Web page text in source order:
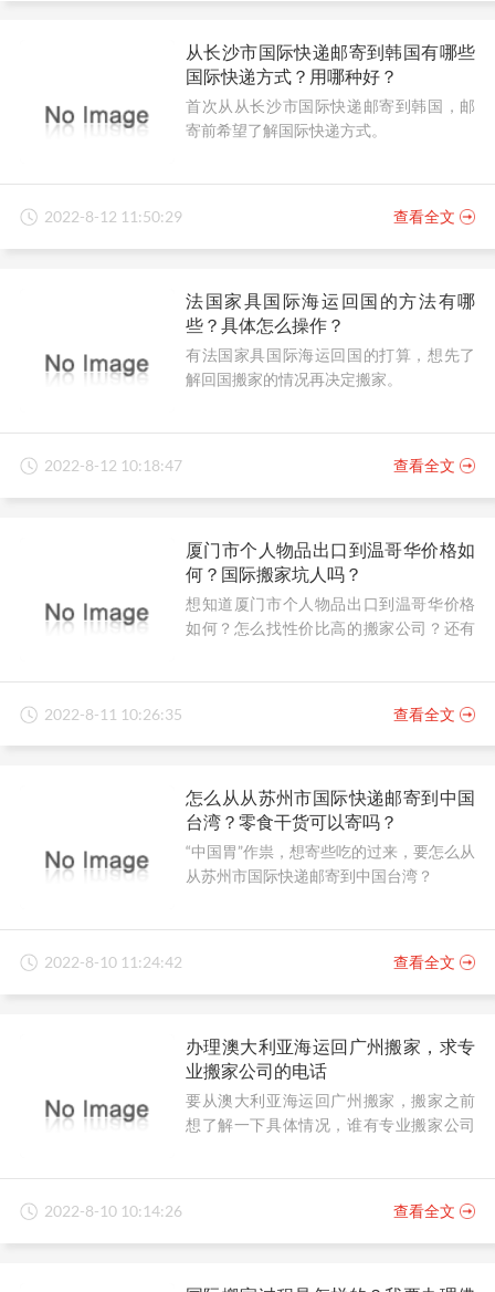
从长沙市国际快递邮寄到韩国有哪些
国际快递方式？用哪种好？
首次从从长沙市国际快递邮寄到韩国，邮
寄前希望了解国际快递方式。
2022-8-12 11:50:29 查看全文
法国家具国际海运回国的方法有哪
些？具体怎么操作？
有法国家具国际海运回国的打算，想先了
解回国搬家的情况再决定搬家。
2022-8-12 10:18:47 查看全文
厦门市个人物品出口到温哥华价格如
何？国际搬家坑人吗？
想知道厦门市个人物品出口到温哥华价格
如何？怎么找性价比高的搬家公司？还有
2022-8-11 10:26:35 查看全文
怎么从从苏州市国际快递邮寄到中国
台湾？零食干货可以寄吗？
“中国胃”作祟，想寄些吃的过来，要怎么从
从苏州市国际快递邮寄到中国台湾？
2022-8-10 11:24:42 查看全文
办理澳大利亚海运回广州搬家，求专
业搬家公司的电话
要从澳大利亚海运回广州搬家，搬家之前
想了解一下具体情况，谁有专业搬家公司
2022-8-10 10:14:26 查看全文